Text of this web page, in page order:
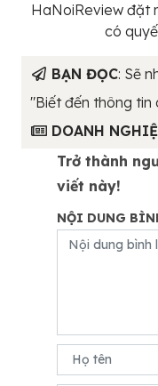
HaNoiReview đặt
có
BẠN ĐỌC: Sẽ
"Biết đến thông tin
DOANH
Trở thành
viết này!
NỘI DUNG